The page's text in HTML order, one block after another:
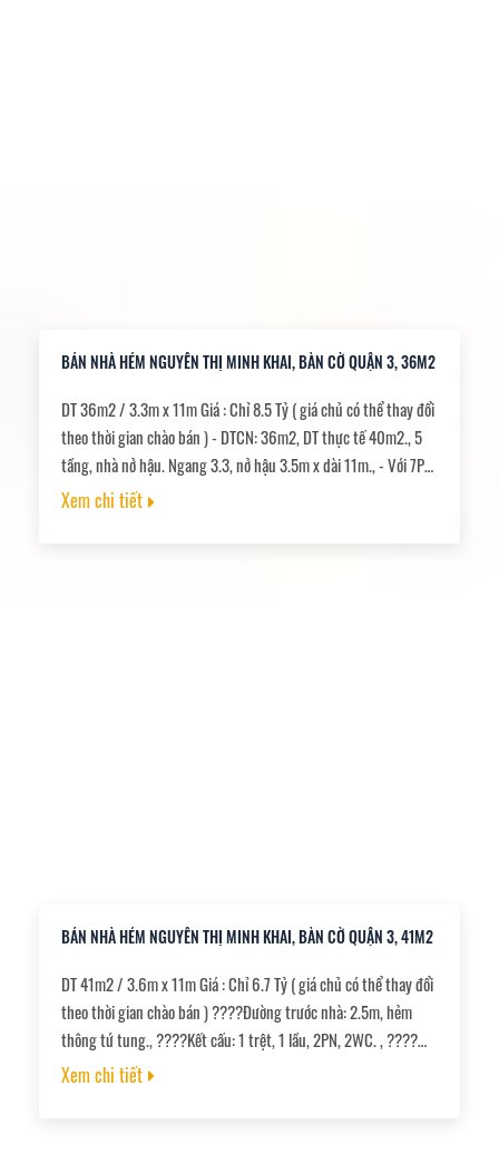
BÁN NHÀ HẺM NGUYỄN THỊ MINH KHAI, BÀN CỜ QUẬN 3, 36M2
DT 36m2 / 3.3m x 11m Giá : Chỉ 8.5 Tỷ ( giá chủ có thể thay đổi
theo thời gian chào bán ) - DTCN: 36m2, DT thực tế 40m2., 5
tầng, nhà nở hậu. Ngang 3.3, nở hậu 3.5m x dài 11m., - Với 7PN,
4WC, 3 nhà bếp., sân thượng. , - Hẻm trước nhà ba gác, cách
Xem chi tiết
BÁN NHÀ HẺM NGUYỄN THỊ MINH KHAI, BÀN CỜ QUẬN 3, 41M2
DT 41m2 / 3.6m x 11m Giá : Chỉ 6.7 Tỷ ( giá chủ có thể thay đổi
theo thời gian chào bán ) ????Đường trước nhà: 2.5m, hẻm
thông tứ tung., ????Kết cấu: 1 trệt, 1 lầu, 2PN, 2WC. , ????
Công năng: Mua ở hoặc đầu tư cho thuê., ????Pháp lý: Sổ hồng
Xem chi tiết